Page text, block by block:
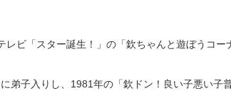
レビ「スター誕生！」の「欽ちゃんと遊ぼうコ
弟子入りし、1981年の「欽ドン！良い子悪い子